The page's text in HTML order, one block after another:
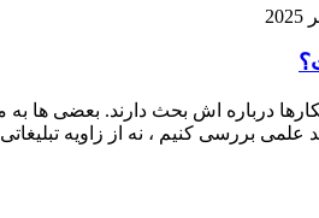
اش بحث دارند. بعضی‌ ها به
بررسی کنیم ، نه از زاویه